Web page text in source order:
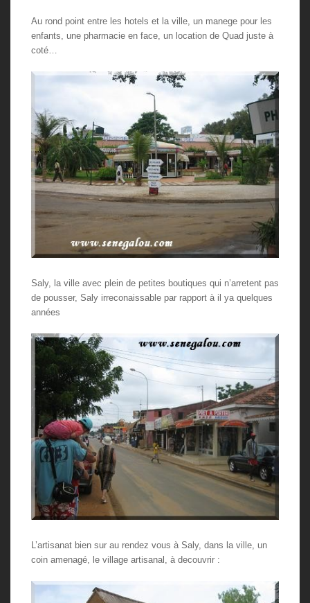
Au rond point entre les hotels et la ville, un manege pour les
enfants, une pharmacie en face, un location de Quad juste à
coté…
Saly, la ville avec plein de petites boutiques qui n’arretent pas
de pousser, Saly irreconaissable par rapport à il ya quelques
années
L’artisanat bien sur au rendez vous à Saly, dans la ville, un
coin amenagé, le village artisanal, à decouvrir :